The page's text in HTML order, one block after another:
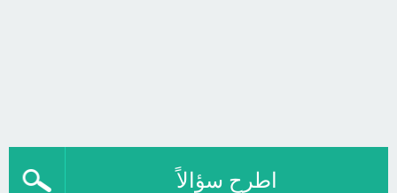
اطرح سؤالاً